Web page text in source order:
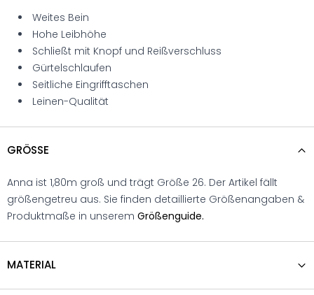
Weites Bein
Hohe Leibhöhe
Schließt mit Knopf und Reißverschluss
Gürtelschlaufen
Seitliche Eingrifftaschen
Leinen-Qualität
GRÖSSE
Anna ist 1,80m groß und trägt Größe 26. Der Artikel fällt
größengetreu aus. Sie finden detaillierte Größenangaben &
Produktmaße in unserem Größenguide.
MATERIAL